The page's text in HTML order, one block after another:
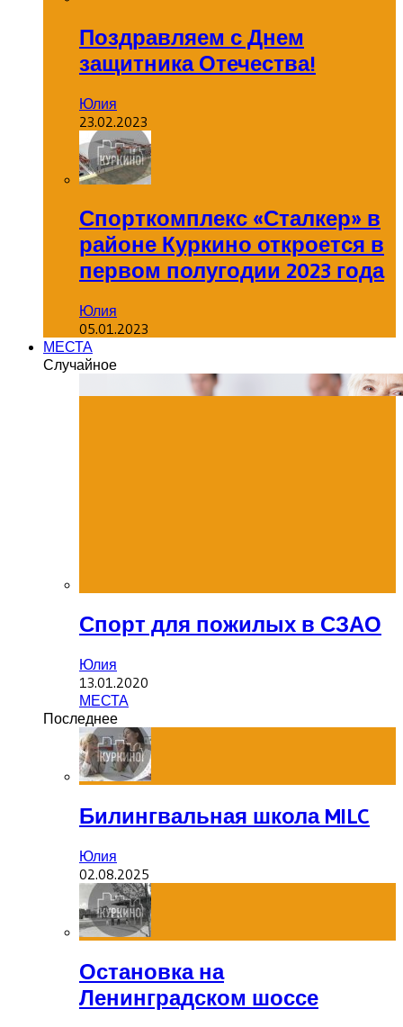
Поздравляем с Днем
защитника Отечества!
Юлия
23.02.2023
Спорткомплекс «Сталкер» в
районе Куркино откроется в
первом полугодии 2023 года
Юлия
05.01.2023
МЕСТА
Случайное
Спорт для пожилых в СЗАО
Юлия
13.01.2020
МЕСТА
Последнее
Билингвальная школа MILC
Юлия
02.08.2025
Остановка на
Ленинградском шоссе